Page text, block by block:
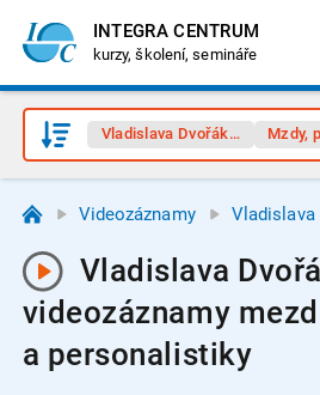
INTEGRA CENTRUM
kurzy, školení, semináře
Vladislava Dvořáková, DiS.Mzdy,
Videozáznamy Vladislava
Vladislava
videozáznamy mezd
a personalistiky